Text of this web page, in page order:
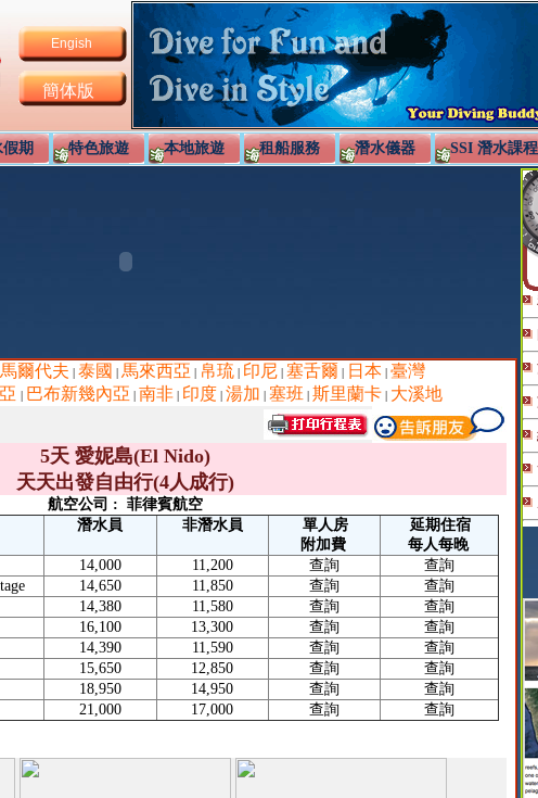
Engish
簡体版
期 特色旅遊 本地旅遊 租船服務 潛水儀器 SSI 潛水課程
馬爾代夫 | 泰國 | 馬來西亞 | 帛琉| 印尼 | 塞舌爾 | 日本| 臺灣
| 巴布新幾內亞 | 南非 | 印度 | 湯加 | 塞班 | 斯里蘭卡 | 大溪地
5天 愛妮島(El Nido)
天天出發自由行(4人成行)
航空公司 : 菲律賓航空
潛水員 非潛水員
單人房
附加費
延期住宿
每人每晚
14,000 11,200 查詢
查詢
14,650 11,850 查詢
查詢
14,380 11,580 查詢
查詢
16,100 13,300 查詢
查詢
14,390 11,590 查詢
查詢
15,650 12,850 查詢
查詢
18,950 14,950 查詢
查詢
21,000 17,000 查詢 查詢